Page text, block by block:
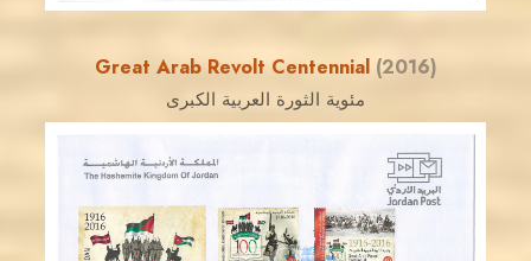
Great Arab Revolt Centennial (2016)
مئوية الثورة العربية الكبرى
JORDANSTAMPS.COM